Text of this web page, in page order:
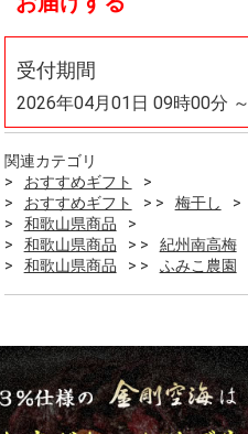
受付期間
2026年04月01日 09時00分 ～
関連カテゴリ
おすすめギフト
おすすめギフト
梅干し
和歌山県商品
和歌山県商品
紀州南高梅
和歌山県商品
ふみこ農園